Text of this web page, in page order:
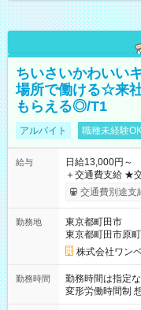
ちいさいかわいい
場所で働ける☆来
もらえる◎/T1
アルバイト 職種未経験
給与
日給13,000円～
＋交通費支給 ★交通費全額支給！ ┗案件により規定あり ★日払
いOK！（規定
ンビニATMから 日払
交通費別途支
勤務地
東京都町田市
東京都町田市原
株式会社ワン
勤務時間
勤務時間は指定
変形労働時間制 想定労働
～21：00